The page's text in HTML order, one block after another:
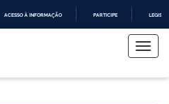
ACESSO À INFORMAÇÃO PARTICIPE